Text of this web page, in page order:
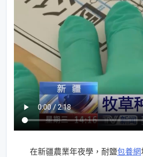
在新疆農業年夜學，耐鹽包養網